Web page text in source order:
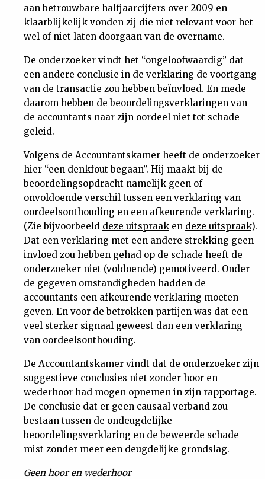
aan betrouwbare halfjaarcijfers over 2009 en
klaarblijkelijk vonden zij die niet relevant voor het
wel of niet laten doorgaan van de overname.
De onderzoeker vindt het “ongeloofwaardig” dat
een andere conclusie in de verklaring de voortgang
van de transactie zou hebben beïnvloed. En mede
daarom hebben de beoordelingsverklaringen van
de accountants naar zijn oordeel niet tot schade
geleid.
Volgens de Accountantskamer heeft de onderzoeker
hier “een denkfout begaan”. Hij maakt bij de
beoordelingsopdracht namelijk geen of
onvoldoende verschil tussen een verklaring van
oordeelsonthouding en een afkeurende verklaring.
(Zie bijvoorbeeld deze uitspraak en deze uitspraak).
Dat een verklaring met een andere strekking geen
invloed zou hebben gehad op de schade heeft de
onderzoeker niet (voldoende) gemotiveerd. Onder
de gegeven omstandigheden hadden de
accountants een afkeurende verklaring moeten
geven. En voor de betrokken partijen was dat een
veel sterker signaal geweest dan een verklaring
van oordeelsonthouding.
De Accountantskamer vindt dat de onderzoeker zijn
suggestieve conclusies niet zonder hoor en
wederhoor had mogen opnemen in zijn rapportage.
De conclusie dat er geen causaal verband zou
bestaan tussen de ondeugdelijke
beoordelingsverklaring en de beweerde schade
mist zonder meer een deugdelijke grondslag.
Geen hoor en wederhoor